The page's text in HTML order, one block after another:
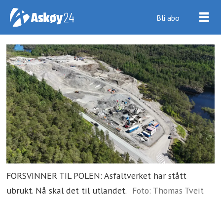
Bli abo
FORSVINNER TIL POLEN: Asfaltverket har stått
ubrukt. Nå skal det til utlandet. Foto: Thomas Tveit